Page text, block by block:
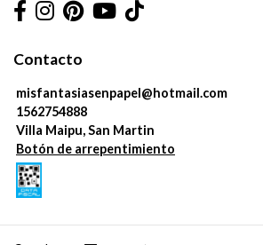
Contacto
misfantasiasenpapel@hotmail.com
1562754888
Villa Maipu, San Martin
Botón de arrepentimiento